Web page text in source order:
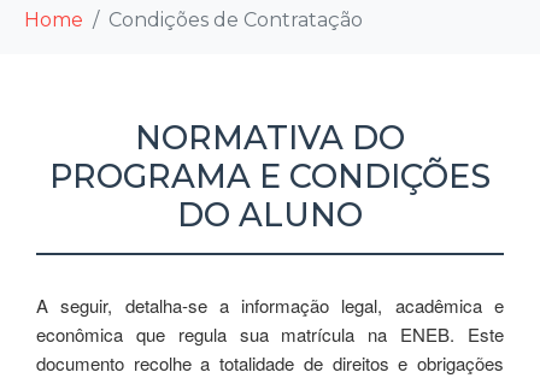
Home Condições de Contratação
NORMATIVA DO
PROGRAMA E CONDIÇÕES
DO ALUNO
A seguir, detalha-se a informação legal, acadêmica e
econômica que regula sua matrícula na ENEB. Este
documento recolhe a totalidade de direitos e obrigações